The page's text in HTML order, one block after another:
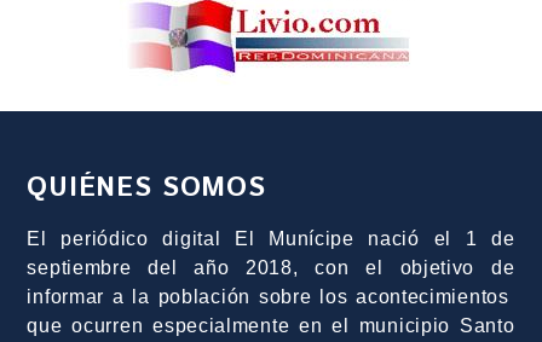
QUIÉNES SOMOS
El periódico digital El Munícipe nació el 1 de
septiembre del año 2018, con el objetivo de
informar a la población sobre los acontecimientos
que ocurren especialmente en el municipio Santo